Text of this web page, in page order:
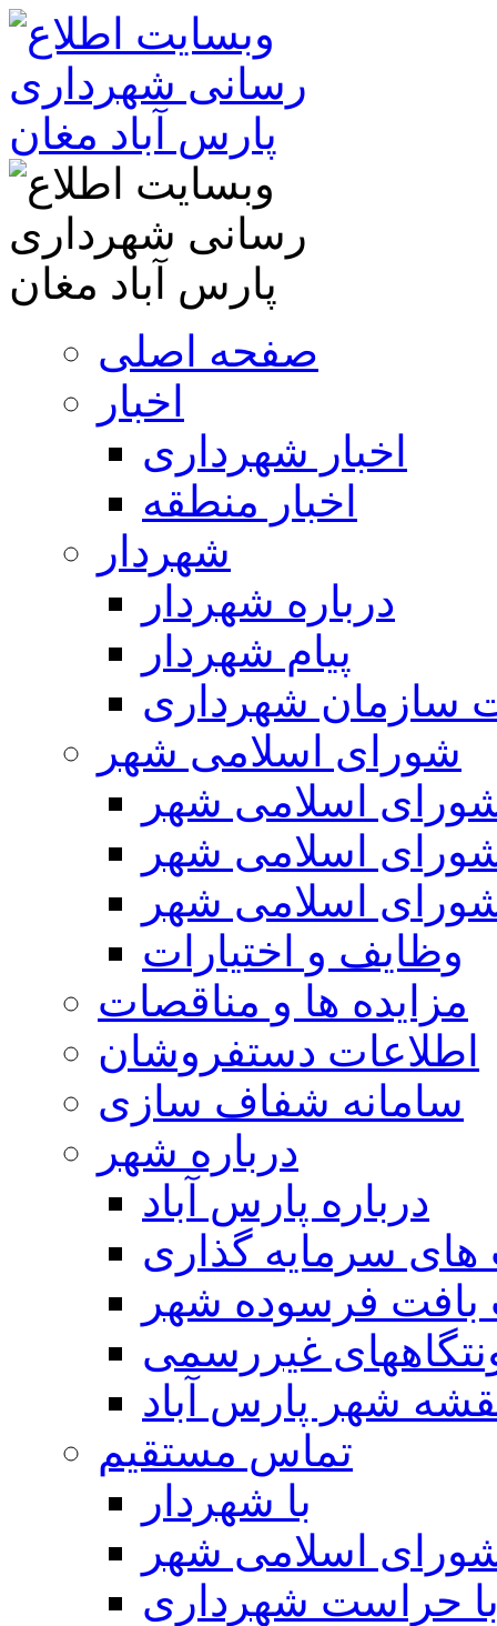
صفحه اصلی
اخبار
اخبار شهرداری
اخبار منطقه
شهردار
درباره شهردار
پیام شهردار
سازمان شهرداری
شورای اسلامی شهر
اسلامی شهر
اسلامی شهر
اسلامی شهر
وظایف و اختیارات
مزایده ها و مناقصات
اطلاعات دستفروشان
سامانه شفاف سازی
درباره شهر
درباره پارس آباد
سرمایه گذاری
بافت فرسوده شهر
غیررسمی
شهر پارس آباد
تماس مستقیم
با شهردار
اسلامی شهر
حراست شهرداری